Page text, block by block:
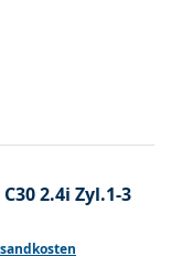
2.4i Zyl.1-3